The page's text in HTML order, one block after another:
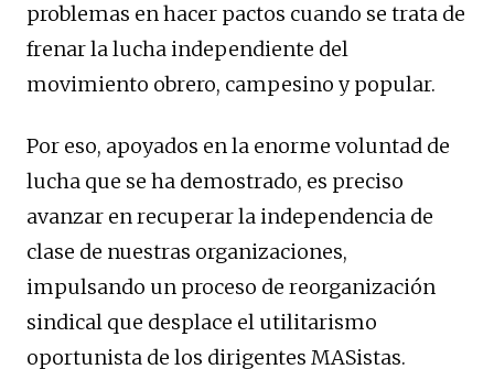
problemas en hacer pactos cuando se trata de
frenar la lucha independiente del
movimiento obrero, campesino y popular.
Por eso, apoyados en la enorme voluntad de
lucha que se ha demostrado, es preciso
avanzar en recuperar la independencia de
clase de nuestras organizaciones,
impulsando un proceso de reorganización
sindical que desplace el utilitarismo
oportunista de los dirigentes MASistas.